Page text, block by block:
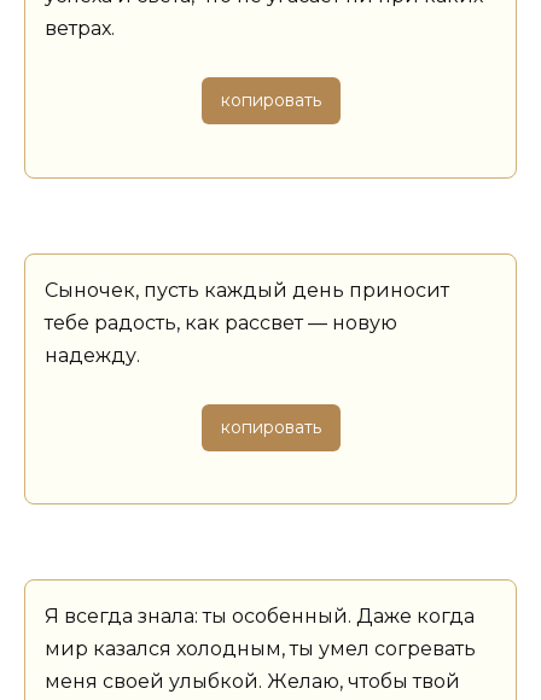
ветрах.
копировать
Сыночек, пусть каждый день приносит
тебе радость, как рассвет — новую
надежду.
копировать
Я всегда знала: ты особенный. Даже когда
мир казался холодным, ты умел согревать
меня своей улыбкой. Желаю, чтобы твой